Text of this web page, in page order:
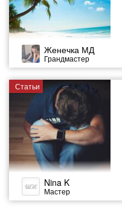
Женечка МД
Грандмастер
Статьи
Nina K
Мастер